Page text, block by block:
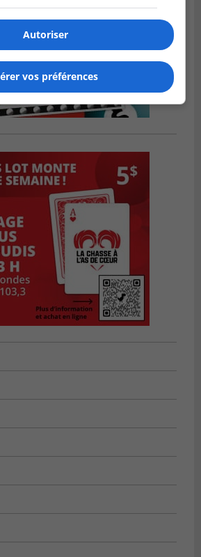
Autoriser
vos préférences